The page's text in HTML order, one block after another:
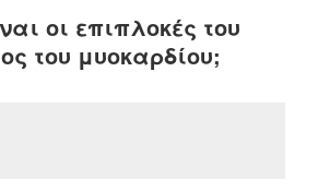
οι επιπλοκές του
του μυοκαρδίου;